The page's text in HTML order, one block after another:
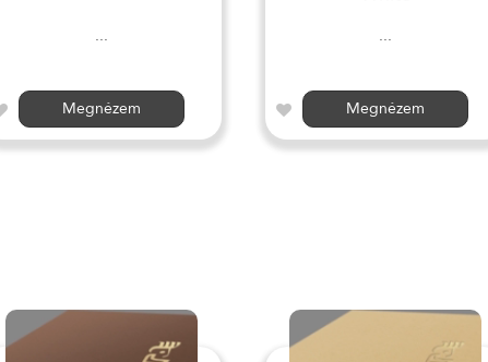
...
Megnézem
...
Megnézem